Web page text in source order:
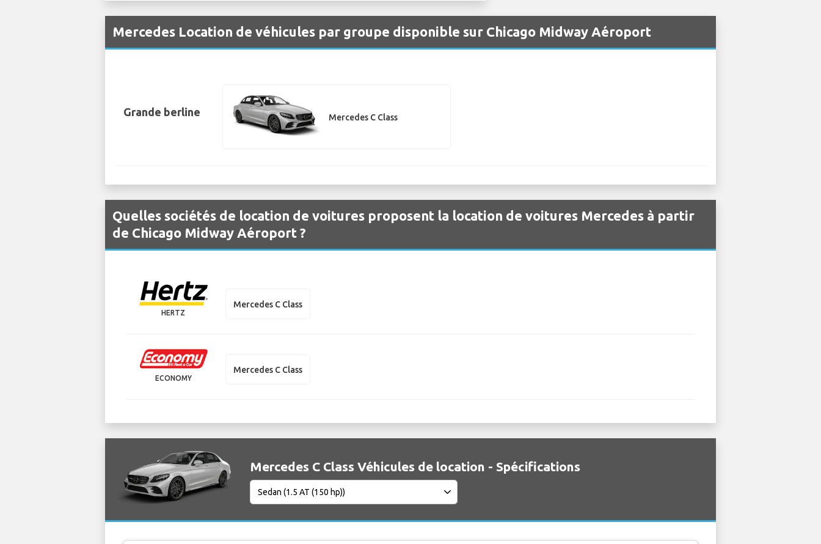
Mercedes Location de véhicules par groupe disponible sur Chicago Midway Aéroport
Grande berline Mercedes C Class
Quelles sociétés de location de voitures proposent la location de voitures Mercedes à partir
de Chicago Midway Aéroport ?
HERTZ
Mercedes C Class
ECONOMY
Mercedes C Class
Mercedes C Class Véhicules de location - Spécifications